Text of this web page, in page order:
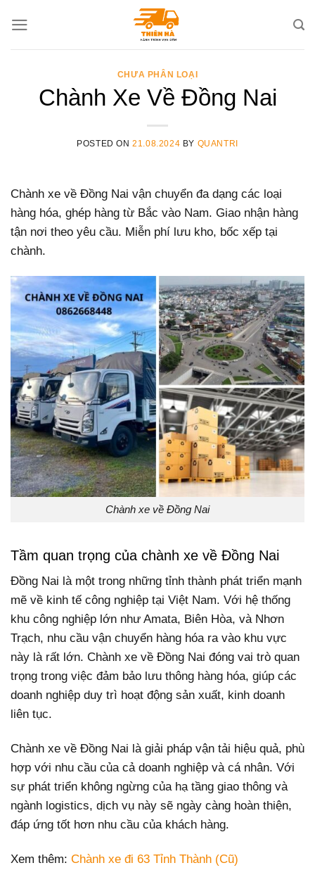
CHƯA PHÂN LOẠI
Chành Xe Về Đồng Nai
POSTED ON21.08.2024 BY QUANTRI
Chành xe về Đồng Nai vận chuyển đa dạng các loại
hàng hóa, ghép hàng từ Bắc vào Nam. Giao nhận hàng
tận nơi theo yêu cầu. Miễn phí lưu kho, bốc xếp tại
chành.
Chành xe về Đồng Nai
Tầm quan trọng của chành xe về Đồng Nai
Đồng Nai là một trong những tỉnh thành phát triển mạnh
mẽ về kinh tế công nghiệp tại Việt Nam. Với hệ thống
khu công nghiệp lớn như Amata, Biên Hòa, và Nhơn
Trạch, nhu cầu vận chuyển hàng hóa ra vào khu vực
này là rất lớn. Chành xe về Đồng Nai đóng vai trò quan
trọng trong việc đảm bảo lưu thông hàng hóa, giúp các
doanh nghiệp duy trì hoạt động sản xuất, kinh doanh
liên tục.
Chành xe về Đồng Nai là giải pháp vận tải hiệu quả, phù
hợp với nhu cầu của cả doanh nghiệp và cá nhân. Với
sự phát triển không ngừng của hạ tầng giao thông và
ngành logistics, dịch vụ này sẽ ngày càng hoàn thiện,
đáp ứng tốt hơn nhu cầu của khách hàng.
Xem thêm: Chành xe đi 63 Tỉnh Thành (Cũ)